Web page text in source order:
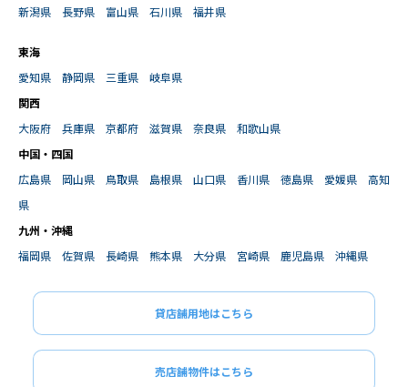
新潟県
長野県 富山県 石川県 福井県
東海
愛知県
静岡県 三重県
岐阜県
関西
大阪府
兵庫県 京都府 滋賀県 奈良県
和歌山県
中国・四国
広島県
岡山県 鳥取県 島根県 山口県 香川県 徳島県 愛媛県
高知
県
九州・沖縄
福岡県
佐賀県 長崎県 熊本県 大分県 宮崎県 鹿児島県 沖縄県
貸店舗用地はこちら
売店舗物件はこちら